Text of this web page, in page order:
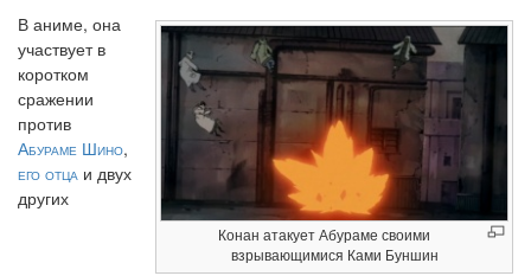
Конан атакует Абураме своими
взрывающимися Ками Буншин
В аниме, она
участвует в
коротком
сражении
против
Абураме Шино,
его отца и двух
других